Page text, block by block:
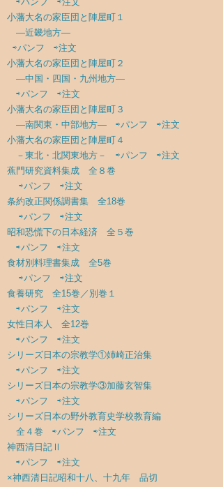
小藩大名の家臣団と陣屋町１
―近畿地方―
⇨パンフ ⇨注文
小藩大名の家臣団と陣屋町２
―中国・四国・九州地方―
⇨パンフ ⇨注文
小藩大名の家臣団と陣屋町３
―南関東・中部地方― ⇨パンフ ⇨注文
小藩大名の家臣団と陣屋町４
－東北・北関東地方－ ⇨パンフ ⇨注文
蕉門研究資料集成 全８巻
⇨パンフ ⇨注文
条約改正関係調書集 全18巻
⇨パンフ ⇨注文
昭和恐慌下の日本経済 全５巻
⇨パンフ ⇨注文
食材別料理書集成 全5巻
⇨パンフ ⇨注文
食養研究 全15巻／別巻１
⇨パンフ ⇨注文
女性日本人 全12巻
⇨パンフ ⇨注文
シリーズ日本の宗教学①姉崎正治集
⇨パンフ ⇨注文
シリーズ日本の宗教学③加藤玄智集
⇨パンフ ⇨注文
シリーズ日本の野外教育史学校教育編
全４巻 ⇨パンフ ⇨注文
神西清日記Ⅱ
⇨パンフ ⇨注文
×神西清日記昭和十八、十九年 品切